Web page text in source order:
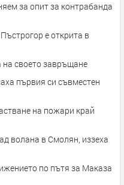
за опит за контрабанда
е открита в
на своето завръщане
на пожари край
волана в Смолян, иззеха
по пътя за Маказа